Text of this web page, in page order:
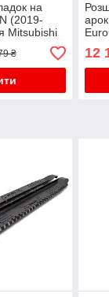
на
(2019-
Mitsubishi
₴ 12